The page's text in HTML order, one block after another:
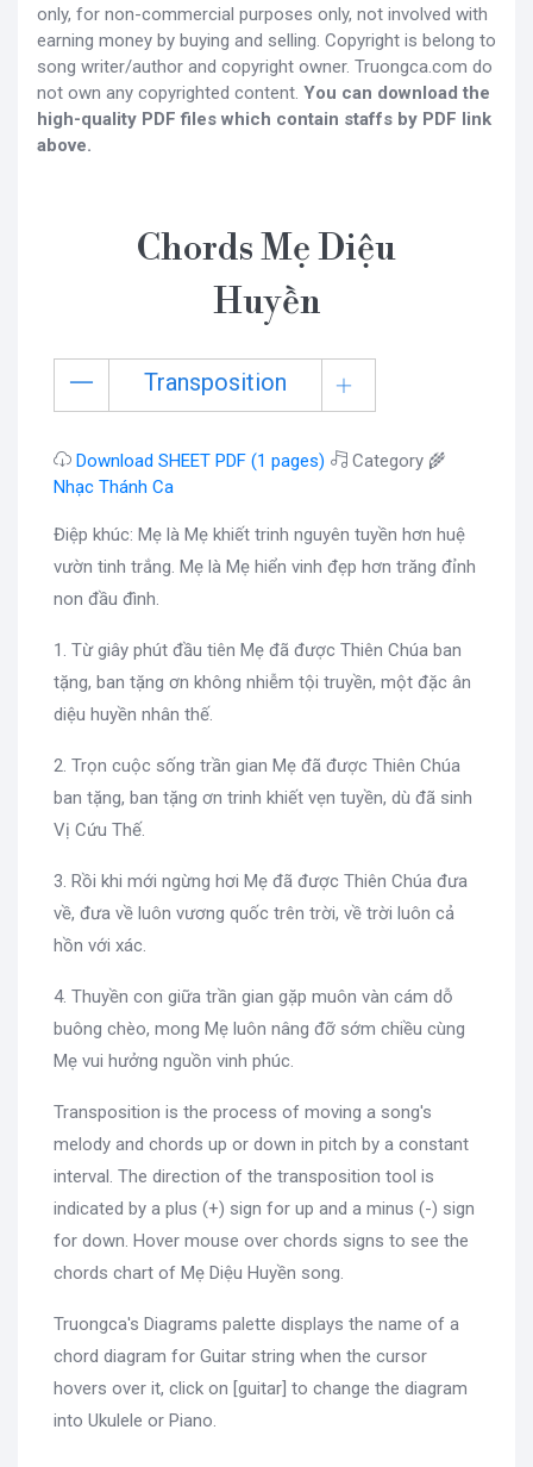
only, for non-commercial purposes only, not involved with
earning money by buying and selling. Copyright is belong to
song writer/author and copyright owner. Truongca.com do
not own any copyrighted content. You can download the
high-quality PDF files which contain staffs by PDF link
above.
Chords Mẹ Diệu
Huyền
Transposition
Download SHEET PDF (1 pages)
Category 🌾
Nhạc Thánh Ca
Điệp khúc: Mẹ là Mẹ khiết trinh nguyên tuyền hơn huệ
vườn tinh trắng. Mẹ là Mẹ hiển vinh đẹp hơn trăng đỉnh
non đầu đình.
1. Từ giây phút đầu tiên Mẹ đã được Thiên Chúa ban
tặng, ban tặng ơn không nhiễm tội truyền, một đặc ân
diệu huyền nhân thế.
2. Trọn cuộc sống trần gian Mẹ đã được Thiên Chúa
ban tặng, ban tặng ơn trinh khiết vẹn tuyền, dù đã sinh
Vị Cứu Thế.
3. Rồi khi mới ngừng hơi Mẹ đã được Thiên Chúa đưa
về, đưa về luôn vương quốc trên trời, về trời luôn cả
hồn với xác.
4. Thuyền con giữa trần gian gặp muôn vàn cám dỗ
buông chèo, mong Mẹ luôn nâng đỡ sớm chiều cùng
Mẹ vui hưởng nguồn vinh phúc.
Transposition is the process of moving a song's
melody and chords up or down in pitch by a constant
interval. The direction of the transposition tool is
indicated by a plus (+) sign for up and a minus (-) sign
for down. Hover mouse over chords signs to see the
chords chart of Mẹ Diệu Huyền song.
Truongca's Diagrams palette displays the name of a
chord diagram for Guitar string when the cursor
hovers over it, click on [guitar] to change the diagram
into Ukulele or Piano.